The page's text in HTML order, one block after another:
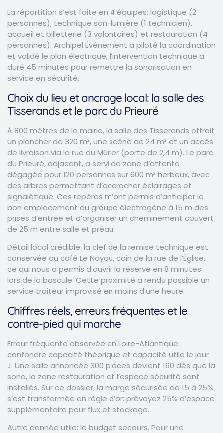
La répartition s’est faite en 4 équipes: logistique (2
personnes), technique son-lumière (1 technicien),
accueil et billetterie (3 volontaires) et restauration (4
personnes). Archipel Événement a piloté la coordination
et validé le plan électrique; l’intervention technique a
duré 45 minutes pour remettre la sonorisation en
service en sécurité.
Choix du lieu et ancrage local: la salle des
Tisserands et le parc du Prieuré
À 800 mètres de la mairie, la salle des Tisserands offrait
un plancher de 320 m², une scène de 24 m² et un accès
de livraison via la rue du Mûrier (porte de 2,4 m). Le parc
du Prieuré, adjacent, a servi de zone d’attente
dégagée pour 120 personnes sur 600 m² herbeux, avec
des arbres permettant d’accrocher éclairages et
signalétique. Ces repères m’ont permis d’anticiper le
bon emplacement du groupe électrogène à 15 m des
prises d’entrée et d’organiser un cheminement couvert
de 25 m entre salle et préau.
Détail local crédible: la clef de la remise technique est
conservée au café Le Noyau, coin de la rue de l’Église,
ce qui nous a permis d’ouvrir la réserve en 8 minutes
lors de la bascule. Cette proximité a rendu possible un
service traiteur improvisé en moins d’une heure.
Chiffres réels, erreurs fréquentes et le
contre-pied qui marche
Erreur fréquente observée en Loire-Atlantique:
confondre capacité théorique et capacité utile le jour
J. Une salle annoncée 300 places devient 160 dès que la
sono, la zone restauration et l’espace sécurité sont
installés. Sur ce dossier, la marge sécurisée de 15 à 25%
s’est transformée en règle d’or: prévoyez 25% d’espace
supplémentaire pour flux et stockage.
Autre donnée utile: le budget secours. Pour une